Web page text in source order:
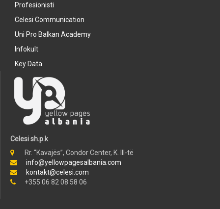
Profesionisti
Celesi Communication
Uni Pro Balkan Academy
Infokult
Key Data
Celesi sh.p.k
Rr. “Kavajës”, Condor Center, K. III-të
info@yellowpagesalbania.com
kontakt@celesi.com
+355 06 82 08 58 06